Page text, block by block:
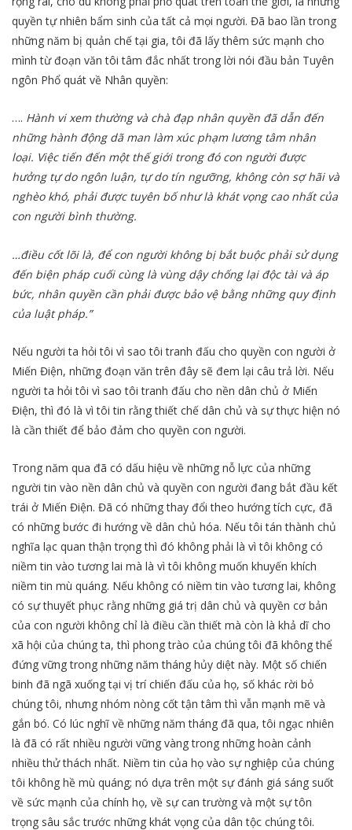
quyền tự nhiên bẩm sinh của tất cả mọi người. Đã bao lần trong
những năm bị quản chế tại gia, tôi đã lấy thêm sức mạnh cho
mình từ đoạn văn tôi tâm đắc nhất trong lời nói đầu bản Tuyên
ngôn Phổ quát về Nhân quyền:
…. Hành vi xem thường và chà đạp nhân quyền đã dẫn đến
những hành động dã man làm xúc phạm lương tâm nhân
loại. Việc tiến đến một thế giới trong đó con người được
hưởng tự do ngôn luận, tự do tín ngưỡng, không còn sợ hãi và
nghèo khó, phải được tuyên bố như là khát vọng cao nhất của
con người bình thường.
…điều cốt lõi là, để con người không bị bắt buộc phải sử dụng
đến biện pháp cuối cùng là vùng dậy chống lại độc tài và áp
bức, nhân quyền cần phải được bảo vệ bằng những quy định
của luật pháp.”
Nếu người ta hỏi tôi vì sao tôi tranh đấu cho quyền con người ở
Miến Điện, những đoạn văn trên đây sẽ đem lại câu trả lời. Nếu
người ta hỏi tôi vì sao tôi tranh đấu cho nền dân chủ ở Miến
Điện, thì đó là vì tôi tin rằng thiết chế dân chủ và sự thực hiện nó
là cần thiết để bảo đảm cho quyền con người.
Trong năm qua đã có dấu hiệu về những nỗ lực của những
người tin vào nền dân chủ và quyền con người đang bắt đầu kết
trái ở Miến Điện. Đã có những thay đổi theo hướng tích cực, đã
có những bước đi hướng về dân chủ hóa. Nếu tôi tán thành chủ
nghĩa lạc quan thận trọng thì đó không phải là vì tôi không có
niềm tin vào tương lai mà là vì tôi không muốn khuyến khích
niềm tin mù quáng. Nếu không có niềm tin vào tương lai, không
có sự thuyết phục rằng những giá trị dân chủ và quyền cơ bản
của con người không chỉ là điều cần thiết mà còn là khả dĩ cho
xã hội của chúng ta, thì phong trào của chúng tôi đã không thể
đứng vững trong những năm tháng hủy diệt này. Một số chiến
binh đã ngã xuống tại vị trí chiến đấu của họ, số khác rời bỏ
chúng tôi, nhưng nhóm nòng cốt tận tâm thì vẫn mạnh mẽ và
gắn bó. Có lúc nghĩ về những năm tháng đã qua, tôi ngạc nhiên
là đã có rất nhiều người vững vàng trong những hoàn cảnh
nhiều thử thách nhất. Niềm tin của họ vào sự nghiệp của chúng
tôi không hề mù quáng; nó dựa trên một sự đánh giá sáng suốt
về sức mạnh của chính họ, về sự can trường và một sự tôn
trọng sâu sắc trước những khát vọng của dân tộc chúng tôi.